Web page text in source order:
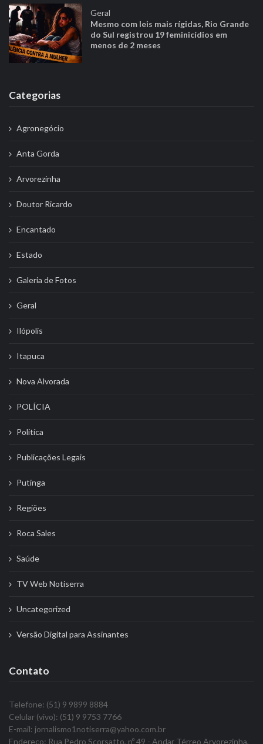
Geral
Mesmo com leis mais rígidas, Rio Grande
do Sul registrou 19 feminicídios em
menos de 2 meses
Categorias
Agronegócio
Anta Gorda
Arvorezinha
Doutor Ricardo
Encantado
Estado
Galeria de Fotos
Geral
Ilópolis
Itapuca
Nova Alvorada
POLÍCIA
Politíca
Publicações Legais
Putinga
Regiões
Roca Sales
Saúde
TV Web Notiserra
Uncategorized
Versão Digital para Assinantes
Contato
Telefone: (51) 9 9899 8884
Celular (vivo): (51) 9 9753 7766
E-mail: jornalismo1notiserra@yahoo.com.br
Endereço: Rua Pedro Scorsatto, nº 49 - Andar Térreo Arvorezinha,